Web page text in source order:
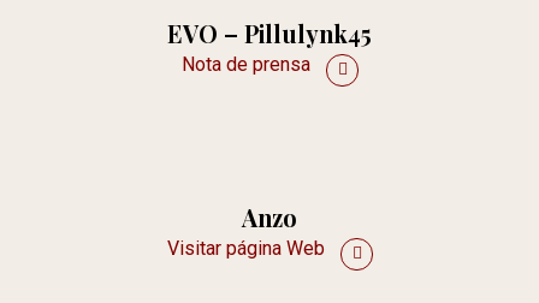
EVO – Pillulynk45
Nota de prensa
Anzo
Visitar página Web